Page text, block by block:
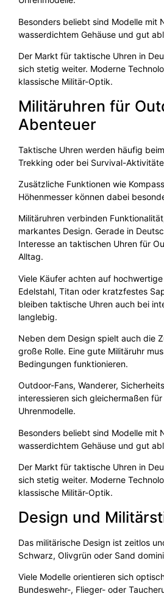
Besonders beliebt sind Modelle mit
wasserdichtem Gehäuse und gut
Der Markt für taktische Uhren in
sich stetig weiter. Moderne
klassische Militär-Optik.
Militäruhren für
Abenteuer
Taktische Uhren werden häufig
Trekking oder bei Survival-
Zusätzliche Funktionen wie
Höhenmesser können dabei
Militäruhren verbinden
markantes Design. Gerade in
Interesse an taktischen Uhren für
Alltag.
Viele Käufer achten auf
Edelstahl, Titan oder kratzfestes
bleiben taktische Uhren auch bei
langlebig.
Neben dem Design spielt auch die
große Rolle. Eine gute Militäruhr
Bedingungen funktionieren.
Outdoor-Fans, Wanderer,
interessieren sich gleichermaßen
Uhrenmodelle.
Besonders beliebt sind Modelle mit
wasserdichtem Gehäuse und gut
Der Markt für taktische Uhren in
sich stetig weiter. Moderne
klassische Militär-Optik.
Design und
Das militärische Design ist zeitlos
Schwarz, Olivgrün oder Sand
Viele Modelle orientieren sich
Bundeswehr-, Flieger- oder